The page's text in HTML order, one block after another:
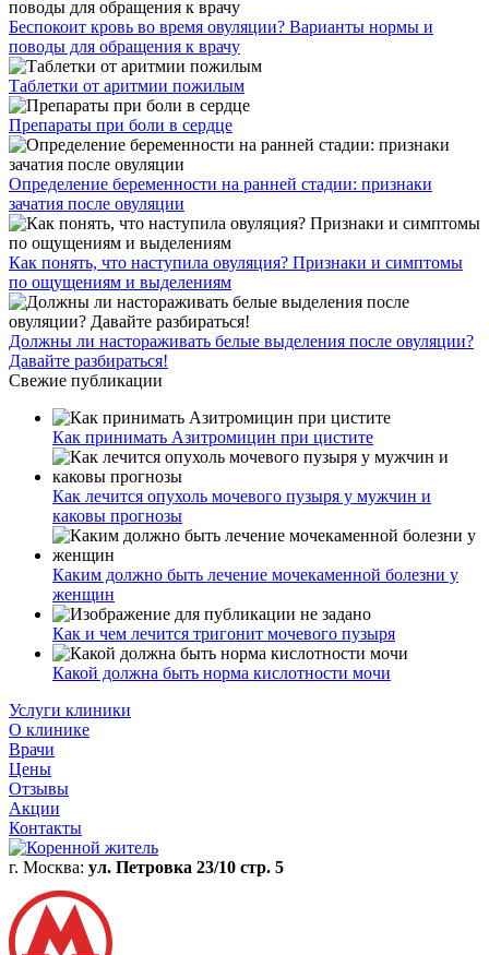
Беспокоит кровь во время овуляции? Варианты нормы и
поводы для обращения к врачу
Таблетки от аритмии пожилым
Препараты при боли в сердце
Определение беременности на ранней стадии: признаки
зачатия после овуляции
Как понять, что наступила овуляция? Признаки и симптомы
по ощущениям и выделениям
Должны ли настораживать белые выделения после овуляции?
Давайте разбираться!
Свежие публикации
Как принимать Азитромицин при цистите
Как лечится опухоль мочевого пузыря у мужчин и
каковы прогнозы
Каким должно быть лечение мочекаменной болезни у
женщин
Как и чем лечится тригонит мочевого пузыря
Какой должна быть норма кислотности мочи
Услуги клиники
О клинике
Врачи
Цены
Отзывы
Акции
Контакты
г. Москва: ул. Петровка 23/10 стр. 5